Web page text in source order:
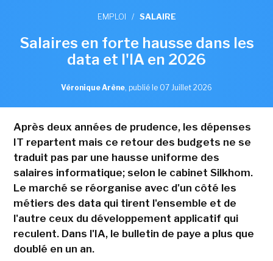
EMPLOI / SALAIRE
Salaires en forte hausse dans les
data et l'IA en 2026
Véronique Arène, publié le 07 Juillet 2026
Après deux années de prudence, les dépenses
IT repartent mais ce retour des budgets ne se
traduit pas par une hausse uniforme des
salaires informatique; selon le cabinet Silkhom.
Le marché se réorganise avec d'un côté les
métiers des data qui tirent l'ensemble et de
l'autre ceux du développement applicatif qui
reculent. Dans l'IA, le bulletin de paye a plus que
doublé en un an.